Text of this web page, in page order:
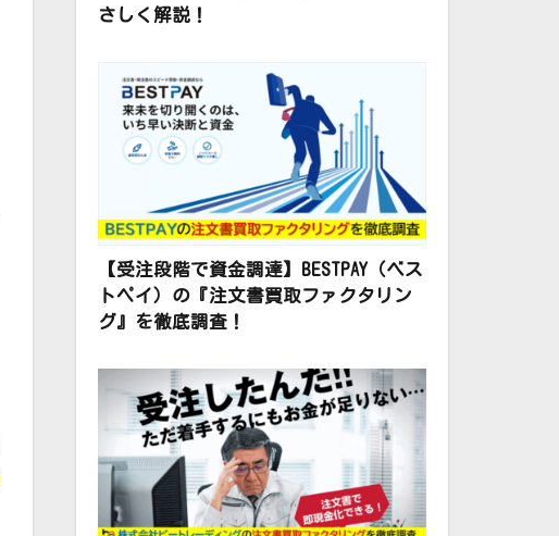
さしく解説！
【受注段階で資金調達】BESTPAY（ベス
トペイ）の『注文書買取ファクタリン
グ』を徹底調査！